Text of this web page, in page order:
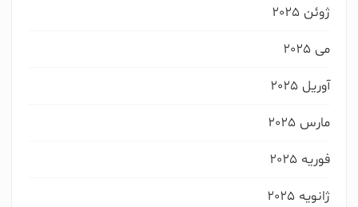
ژوئن 2025
می 2025
آوریل 2025
مارس 2025
فوریه 2025
ژانویه 2025